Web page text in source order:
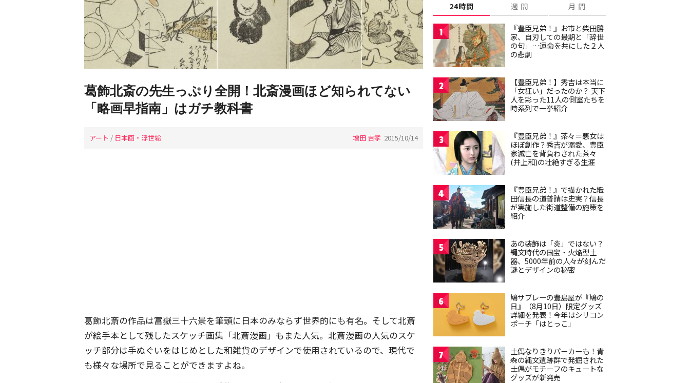
葛飾北斎の先生っぷり全開！北斎漫画ほど知られてない
「略画早指南」はガチ教科書
アート / 日本画・浮世絵 増田 吉孝 2015/10/14
葛飾北斎の作品は富嶽三十六景を筆頭に日本のみならず世界的にも有名。そして北斎
が絵手本として残したスケッチ画集「北斎漫画」もまた人気。北斎漫画の人気のスケ
ッチ部分は手ぬぐいをはじめとした和雑貨のデザインで使用されているので、現代で
も様々な場所で見ることができますよね。
24時間 週 間 月 間
1
『豊臣兄弟！』お市と柴田勝
家、自刃しての最期と「辞世
の句」…運命を共にした２人
の悲劇
2
【豊臣兄弟！】秀吉は本当に
「女狂い」だったのか？ 天下
人を彩った11人の側室たちを
時系列で一挙紹介
3
『豊臣兄弟！』茶々＝悪女は
ほぼ創作？秀吉が溺愛、豊臣
家滅亡を背負わされた茶々
(井上和)の壮絶すぎる生涯
4
『豊臣兄弟！』で描かれた織
田信長の道普請は史実？信長
が実施した街道整備の施策を
紹介
5
あの装飾は「炎」ではない？
縄文時代の国宝・火焔型土
器、5000年前の人々が刻んだ
謎とデザインの秘密
6
鳩サブレーの豊島屋が『鳩の
日』（8月10日）限定グッズ
詳細を発表！今年はシリコン
ポーチ「はとっこ」
7
土偶なりきりパーカーも！青
森の縄文遺跡群で発掘された
土偶がモチーフのキュートな
グッズが新発売